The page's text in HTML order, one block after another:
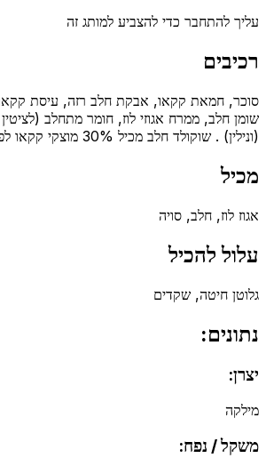
עליך להתחבר כדי להצביע למותג זה
רכיבים
סוכר, חמאת קקאו, אבקת חלב רזה, עיסת
שומן חלב, ממרח אגוזי לוז, חומר מתחלב
(ונילין) . שוקולד חלב מכיל 30% מוצקי קקאו לפחות.
מכיל
אגוז לוז, חלב, סויה
עלול להכיל
גלוטן חיטה, שקדים
נתונים:
יצרן:
מילקה
משקל / נפח: